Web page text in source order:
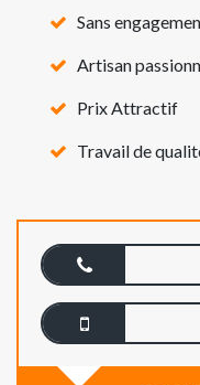
Sans
Artisan
Prix Attractif
Travail de